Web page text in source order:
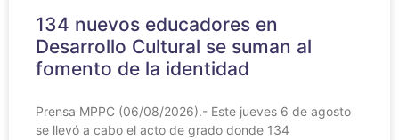
134 nuevos educadores en
Desarrollo Cultural se suman al
fomento de la identidad
Prensa MPPC (06/08/2026).- Este jueves 6 de agosto
se llevó a cabo el acto de grado donde 134